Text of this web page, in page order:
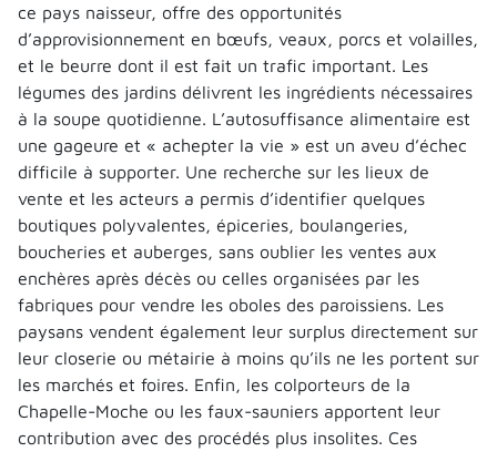
ce pays naisseur, offre des opportunités
d’approvisionnement en bœufs, veaux, porcs et volailles,
et le beurre dont il est fait un trafic important. Les
légumes des jardins délivrent les ingrédients nécessaires
à la soupe quotidienne. L’autosuffisance alimentaire est
une gageure et « achepter la vie » est un aveu d’échec
difficile à supporter. Une recherche sur les lieux de
vente et les acteurs a permis d’identifier quelques
boutiques polyvalentes, épiceries, boulangeries,
boucheries et auberges, sans oublier les ventes aux
enchères après décès ou celles organisées par les
fabriques pour vendre les oboles des paroissiens. Les
paysans vendent également leur surplus directement sur
leur closerie ou métairie à moins qu’ils ne les portent sur
les marchés et foires. Enfin, les colporteurs de la
Chapelle-Moche ou les faux-sauniers apportent leur
contribution avec des procédés plus insolites. Ces